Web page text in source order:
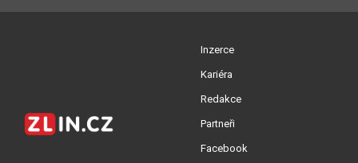
Inzerce
Kariéra
Redakce
Partneři
Facebook